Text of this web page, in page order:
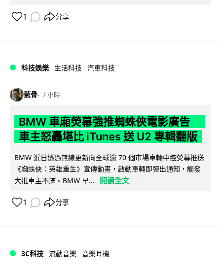
1 分享
科技娛樂 生活科技 汽車科技
藍骨 7 小時
BMW 車廂熒幕強推蜘蛛俠電影廣告
車主怒轟堪比 iTunes 送 U2 專輯翻版
BMW 近日透過無線更新向全球逾 70 個市場車輛中控熒幕推送
《蜘蛛俠：英雄重生》宣傳動畫，啟動車輛即彈出通知，觸發
大批車主不滿。BMW 早...
閱讀全文
1 分享
3C科技 流動音樂 音樂耳機